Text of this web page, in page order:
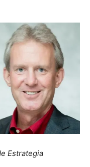
Estrategia